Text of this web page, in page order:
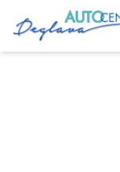
Главная Услуги